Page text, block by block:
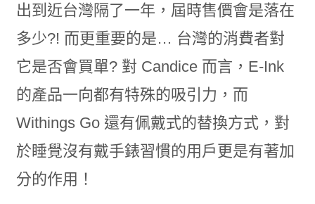
出到近台灣隔了一年，屆時售價會是落在
多少?! 而更重要的是… 台灣的消費者對
它是否會買單? 對 Candice 而言，E-Ink
的產品一向都有特殊的吸引力，而
Withings Go 還有佩戴式的替換方式，對
於睡覺沒有戴手錶習慣的用戶更是有著加
分的作用！